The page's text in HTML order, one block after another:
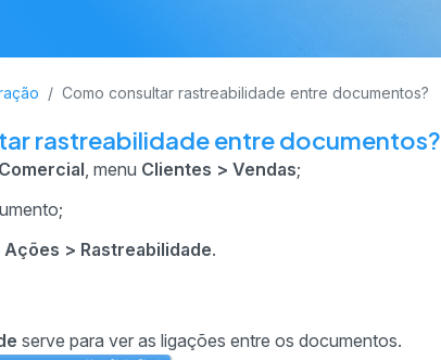
Como consultar rastreabilidade entre documentos?
rastreabilidade entre documentos?
Comercial, menu Clientes > Vendas;
Ações > Rastreabilidade.
serve para ver as ligações entre os documentos.